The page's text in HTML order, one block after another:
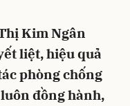
Kim Ngân
liệt, hiệu quả
phòng chống
đồng hành,